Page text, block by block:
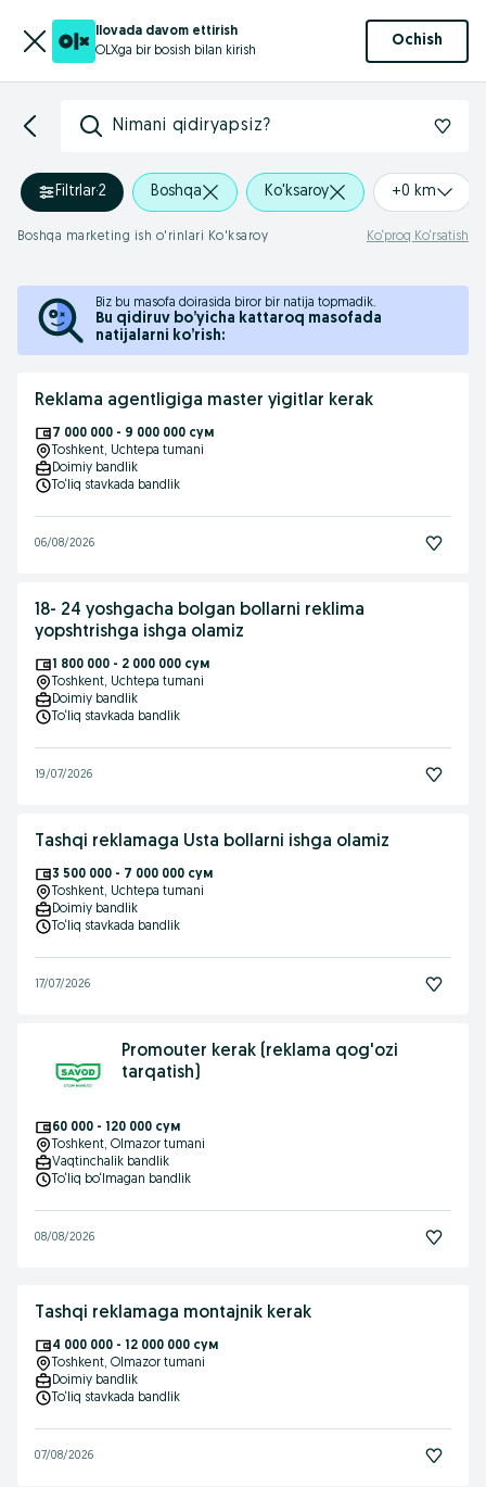
Ilovada davom ettirish
OLXga bir bosish bilan kirish
Ochish
Nimani qidiryapsiz?
Filtrlar·2 Boshqa Ko'ksaroy +0 km
Boshqa marketing ish o'rinlari Ko'ksaroy Ko‘proq Ko‘rsatish
Biz bu masofa doirasida biror bir natija topmadik.
Bu qidiruv bo’yicha kattaroq masofada
natijalarni ko’rish:
Reklama agentligiga master yigitlar kerak
7 000 000 - 9 000 000 сум
Toshkent, Uchtepa tumani
Doimiy bandlik
To‘liq stavkada bandlik
06/08/2026
18- 24 yoshgacha bolgan bollarni reklima
yopshtrishga ishga olamiz
1 800 000 - 2 000 000 сум
Toshkent, Uchtepa tumani
Doimiy bandlik
To‘liq stavkada bandlik
19/07/2026
Tashqi reklamaga Usta bollarni ishga olamiz
3 500 000 - 7 000 000 сум
Toshkent, Uchtepa tumani
Doimiy bandlik
To‘liq stavkada bandlik
17/07/2026
Promouter kerak (reklama qog'ozi
tarqatish)
60 000 - 120 000 сум
Toshkent, Olmazor tumani
Vaqtinchalik bandlik
To‘liq bo‘lmagan bandlik
08/08/2026
Tashqi reklamaga montajnik kerak
4 000 000 - 12 000 000 сум
Toshkent, Olmazor tumani
Doimiy bandlik
To‘liq stavkada bandlik
07/08/2026